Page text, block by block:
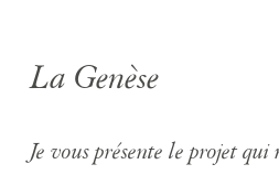
La Genèse
Je vous présente le projet